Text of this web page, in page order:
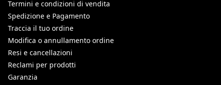
Termini e condizioni di vendita
Spedizione e Pagamento
Traccia il tuo ordine
Modifica o annullamento ordine
Resi e cancellazioni
Reclami per prodotti
Garanzia